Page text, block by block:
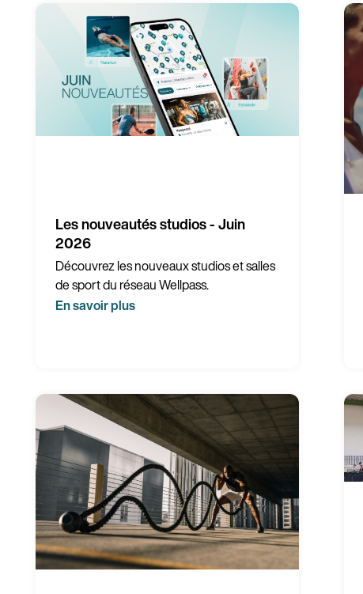
Les nouveautés studios - Juin
2026
Découvrez les nouveaux studios et salles
de sport du réseau Wellpass.
En savoir plus